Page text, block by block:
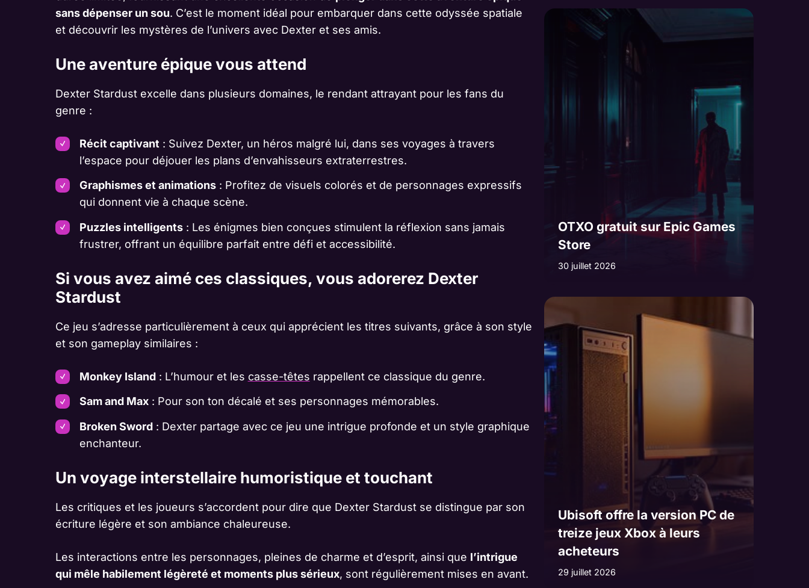
sans dépenser un sou. C’est le moment idéal pour embarquer dans cette odyssée spatiale
et découvrir les mystères de l’univers avec Dexter et ses amis.
Une aventure épique vous attend
Dexter Stardust excelle dans plusieurs domaines, le rendant attrayant pour les fans du
genre :
Récit captivant : Suivez Dexter, un héros malgré lui, dans ses voyages à travers
l’espace pour déjouer les plans d’envahisseurs extraterrestres.
Graphismes et animations: Profitez de visuels colorés et de personnages expressifs
qui donnent vie à chaque scène.
Puzzles intelligents: Les énigmes bien conçues stimulent la réflexion sans jamais
frustrer, offrant un équilibre parfait entre défi et accessibilité.
Si vous avez aimé ces classiques, vous adorerez Dexter
Stardust
Ce jeu s’adresse particulièrement à ceux qui apprécient les titres suivants, grâce à son style
et son gameplay similaires :
Monkey Island: L’humour et les casse-têtes rappellent ce classique du genre.
Sam and Max: Pour son ton décalé et ses personnages mémorables.
Broken Sword: Dexter partage avec ce jeu une intrigue profonde et un style graphique
enchanteur.
Un voyage interstellaire humoristique et touchant
Les critiques et les joueurs s’accordent pour dire que Dexter Stardust se distingue par son
écriture légère et son ambiance chaleureuse.
Les interactions entre les personnages, pleines de charme et d’esprit, ainsi que l’intrigue
qui mêle habilement légèreté et moments plus sérieux, sont régulièrement mises en avant.
OTXO gratuit sur Epic Games
Store
30 juillet 2026
Ubisoft offre la version PC de
treize jeux Xbox à leurs
acheteurs
29 juillet 2026